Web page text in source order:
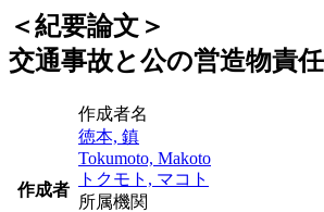
＜紀要論文＞
交通事故と公の営造物責任
作成者
作成者名
徳本, 鎮
Tokumoto, Makoto
トクモト, マコト
所属機関